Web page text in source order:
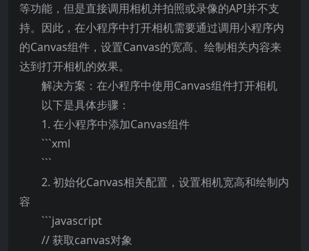
等功能，但是直接调用相机并拍照或录像的API并不支
持。因此，在小程序中打开相机需要通过调用小程序内
的Canvas组件，设置Canvas的宽高、绘制相关内容来
达到打开相机的效果。
解决方案：在小程序中使用Canvas组件打开相机
以下是具体步骤：
1. 在小程序中添加Canvas组件
```xml
```
2. 初始化Canvas相关配置，设置相机宽高和绘制内
容
```javascript
// 获取canvas对象